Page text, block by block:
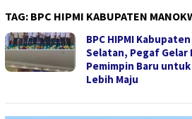
TAG: BPC HIPMI KABUPATEN
BPC HIPMI
Selatan, Pegaf Gelar
Pemimpin Baru
Lebih Maju